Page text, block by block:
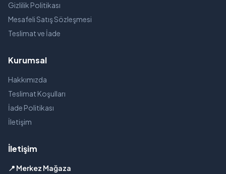
Gizlilik Politikası
Mesafeli Satış Sözleşmesi
Teslimat ve İade
Kurumsal
Hakkımızda
Teslimat Koşulları
İade Politikası
İletişim
İletişim
📍 Merkez Mağaza